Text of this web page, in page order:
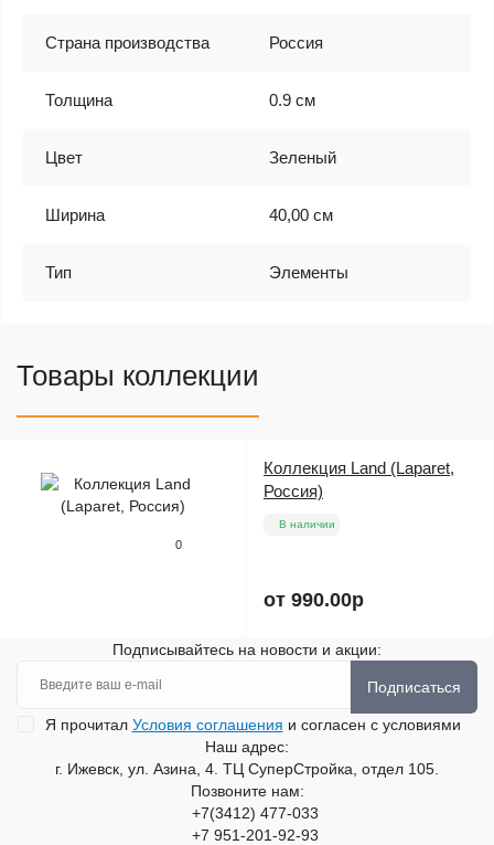
Страна производства Россия
Толщина 0.9 см
Цвет Зеленый
Ширина 40,00 см
Тип Элементы
Товары коллекции
0
Коллекция Land (Laparet,
Россия)
В наличии
от 990.00р
Подписывайтесь на новости и акции:
Подписаться
Я прочитал Условия соглашения и согласен с условиями
Наш адрес:
г. Ижевск, ул. Азина, 4. ТЦ СуперСтройка, отдел 105.
Позвоните нам:
+7(3412) 477-033
+7 951-201-92-93